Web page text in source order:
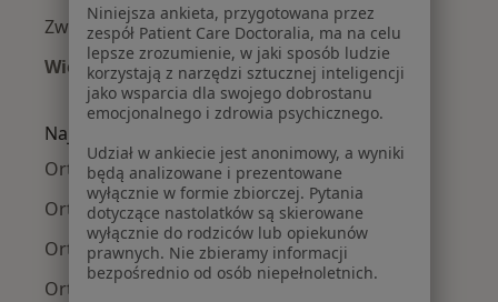
Zwyrodnienie stawów w Otwocku
Więcej (15)
Więcej w kategorii: Najczęście leczone
Najpopularniejsze ubezpieczenia
Ortopedzi z NFZ w Otwocku
Ortopedzi z Allianz w Otwocku
Ortopedzi z SKOK Asekuracja w Otwocku
Ortopedzi z TU Zdrowie w Otwocku
Niniejsza ankieta, przygotowana przez
zespół Patient Care Doctoralia, ma na celu
lepsze zrozumienie, w jaki sposób ludzie
korzystają z narzędzi sztucznej inteligencji
jako wsparcia dla swojego dobrostanu
emocjonalnego i zdrowia psychicznego.
Udział w ankiecie jest anonimowy, a wyniki
będą analizowane i prezentowane
wyłącznie w formie zbiorczej. Pytania
dotyczące nastolatków są skierowane
wyłącznie do rodziców lub opiekunów
prawnych. Nie zbieramy informacji
bezpośrednio od osób niepełnoletnich.